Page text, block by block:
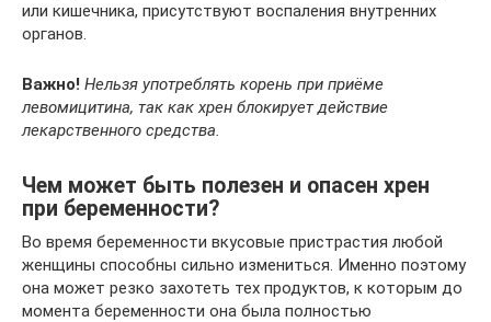
или кишечника, присутствуют воспаления внутренних
органов.
Важно! Нельзя употреблять корень при приёме
левомицитина, так как хрен блокирует действие
лекарственного средства.
Чем может быть полезен и опасен хрен
при беременности?
Во время беременности вкусовые пристрастия любой
женщины способны сильно измениться. Именно поэтому
она может резко захотеть тех продуктов, к которым до
момента беременности она была полностью